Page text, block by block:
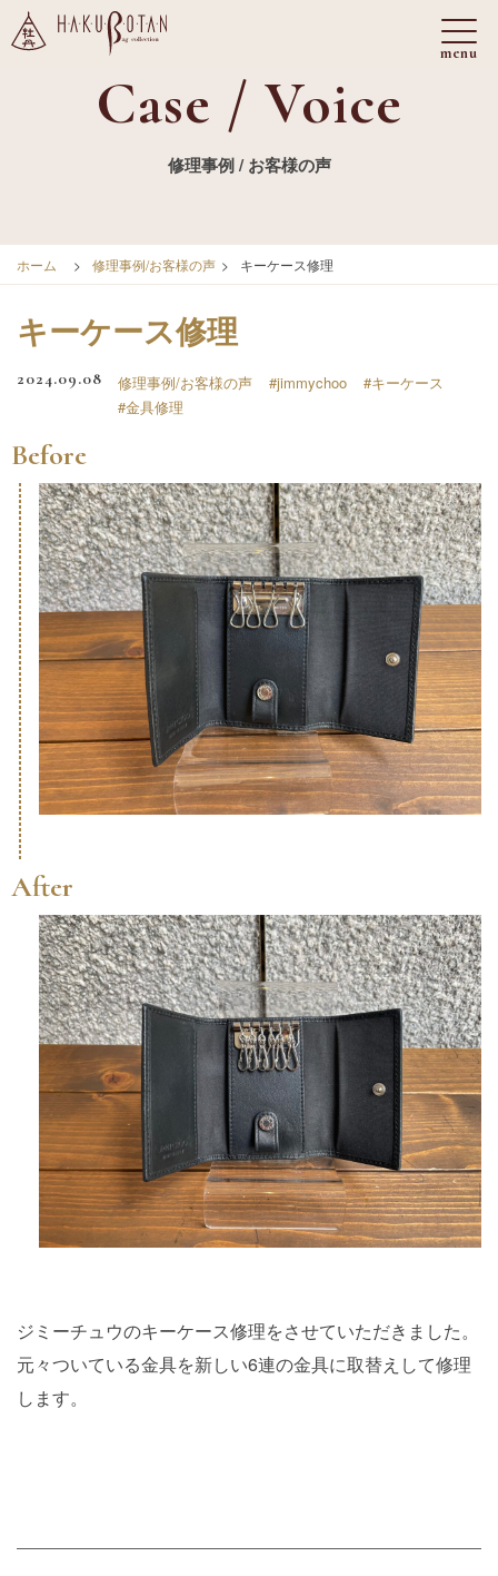
Case / Voice
修理事例 / お客様の声
ホーム > 修理事例/お客様の声 > キーケース修理
キーケース修理
2024.09.08 修理事例/お客様の声 #jimmychoo
#キーケース
#金具修理
ジミーチュウのキーケース修理をさせていただきました。
元々ついている金具を新しい6連の金具に取替えして修理
します。